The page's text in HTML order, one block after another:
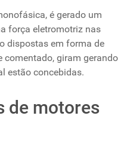
é gerado um
força eletromotriz nas
dispostas em forma de
comentado, giram gerando
estão concebidas.
de motores